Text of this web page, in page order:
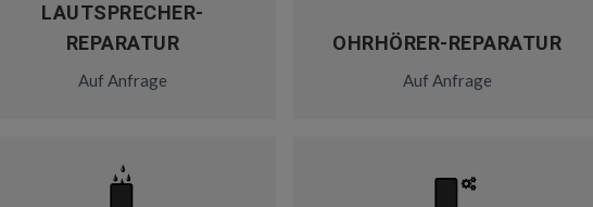
LAUTSPRECHER-
REPARATUR
Auf Anfrage
OHRHÖRER-REPARATUR
Auf Anfrage